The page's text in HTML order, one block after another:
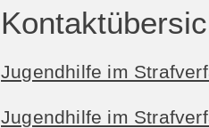
Jugendhilfe im
Jugendhilfe im